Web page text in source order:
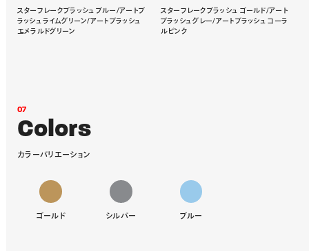
スターフレークブラッシュ ブルー/アートブ
ラッシュ ライムグリーン/アートブラッシュ
エメラルドグリーン
スターフレークブラッシュ ゴールド/アート
ブラッシュ グレー/アートブラッシュ コーラ
ルピンク
07
Colors
カラ ーバリ エーション
ゴールド シルバー ブルー